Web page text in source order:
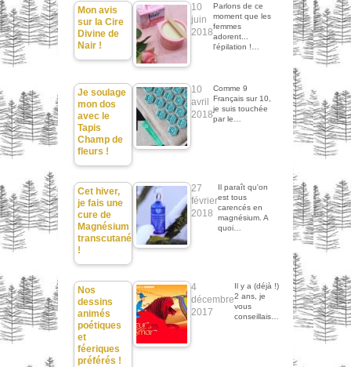
Mon avis
sur la Cire
Divine de
Nair !
10
juin
2018
Parlons de ce
moment que les
femmes
adorent...
l'épilation !…
Je soulage
mon dos
avec le
Tapis
Champ de
fleurs !
10
avril
2018
Comme 9
Français sur 10,
je suis touchée
par le…
Cet hiver,
je fais une
cure de
Magnésium
transcutané
!
27
février
2018
Il paraît qu'on
est tous
carencés en
magnésium. A
quoi…
Nos
dessins
animés
poétiques
et
féeriques
préférés !
4
décembre
2017
Il y a (déjà !)
2 ans, je
vous
conseillais…